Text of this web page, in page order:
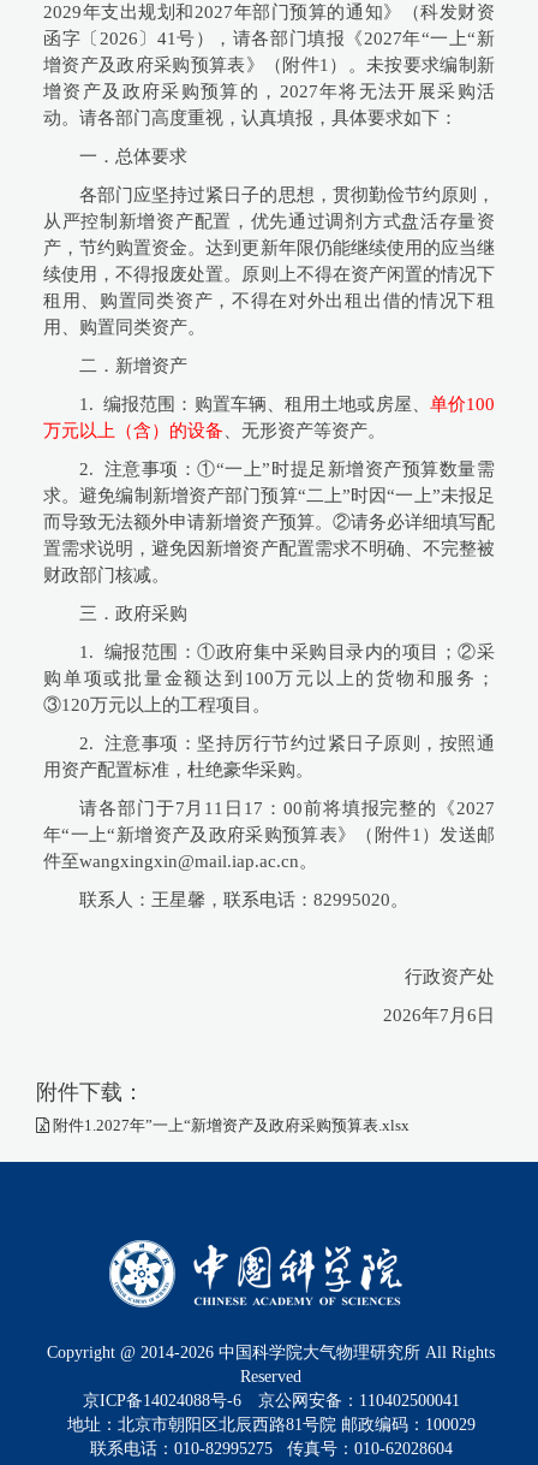
2029年支出规划和2027年部门预算的通知》（科发财资
函字〔2026〕41号），请各部门填报《2027年“一上“新
增资产及政府采购预算表》（附件1）。未按要求编制新
增资产及政府采购预算的，2027年将无法开展采购活
动。请各部门高度重视，认真填报，具体要求如下：
一．总体要求
各部门应坚持过紧日子的思想，贯彻勤俭节约原则，
从严控制新增资产配置，优先通过调剂方式盘活存量资
产，节约购置资金。达到更新年限仍能继续使用的应当继
续使用，不得报废处置。原则上不得在资产闲置的情况下
租用、购置同类资产，不得在对外出租出借的情况下租
用、购置同类资产。
二．新增资产
1. 编报范围：购置车辆、租用土地或房屋、 单价100
万元以上（含）的设备 、无形资产等资产。
2. 注意事项：①“一上”时提足新增资产预算数量需
求。避免编制新增资产部门预算“二上”时因“一上”未报足
而导致无法额外申请新增资产预算。②请务必详细填写配
置需求说明，避免因新增资产配置需求不明确、不完整被
财政部门核减。
三．政府采购
1. 编报范围：①政府集中采购目录内的项目；②采
购单项或批量金额达到100万元以上的货物和服务；
③120万元以上的工程项目。
2. 注意事项：坚持厉行节约过紧日子原则，按照通
用资产配置标准，杜绝豪华采购。
请各部门于7月11日17：00前将填报完整的《2027
年“一上“新增资产及政府采购预算表》（附件1）发送邮
件至wangxingxin@mail.iap.ac.cn。
联系人：王星馨，联系电话：82995020。
行政资产处
2026年7月6日
附件下载：
附件1.2027年”一上“新增资产及政府采购预算表.xlsx
Copyright @ 2014-2026 中国科学院大气物理研究所 All Rights
Reserved
京ICP备14024088号-6
京公网安备：110402500041
地址：北京市朝阳区北辰西路81号院 邮政编码：100029
联系电话：010-82995275 传真号：010-62028604